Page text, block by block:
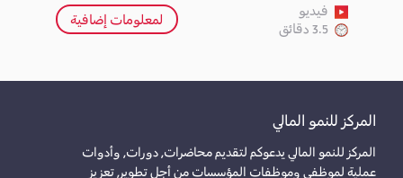
فيديو
3.5 دقائق
لمعلومات إضافية
المركز للنمو المالي
المركز للنمو المالي يدعوكم لتقديم محاضرات, دورات, وأدوات
عملية لموظفي وموظفات المؤسسات من أجل تطوير, تعزيز